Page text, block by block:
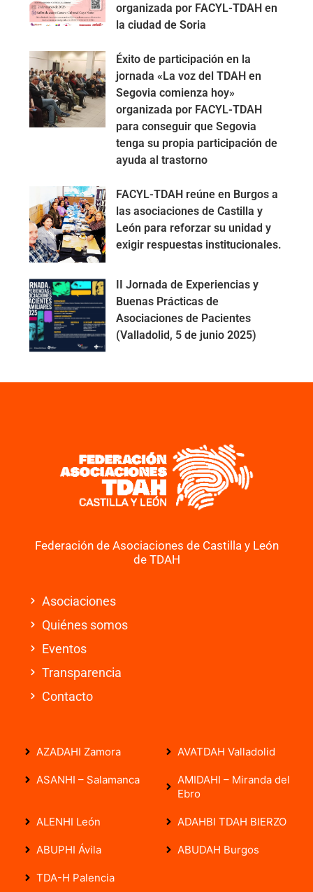
organizada por FACYL-TDAH en
la ciudad de Soria
Éxito de participación en la
jornada «La voz del TDAH en
Segovia comienza hoy»
organizada por FACYL-TDAH
para conseguir que Segovia
tenga su propia participación de
ayuda al trastorno
FACYL-TDAH reúne en Burgos a
las asociaciones de Castilla y
León para reforzar su unidad y
exigir respuestas institucionales.
II Jornada de Experiencias y
Buenas Prácticas de
Asociaciones de Pacientes
(Valladolid, 5 de junio 2025)
Federación de Asociaciones de Castilla y León
de TDAH
Asociaciones
Quiénes somos
Eventos
Transparencia
Contacto
AZADAHI Zamora AVATDAH Valladolid
ASANHI – Salamanca
AMIDAHI – Miranda del
Ebro
ALENHI León ADAHBI TDAH BIERZO
ABUPHI Ávila ABUDAH Burgos
TDA-H Palencia